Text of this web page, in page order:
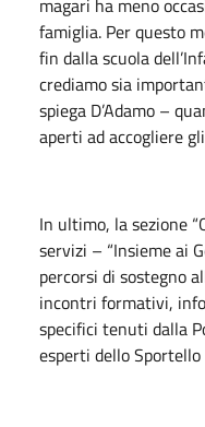
famiglia. Per questo
fin dalla scuola
crediamo sia
spiega D’Adamo –
aperti ad accogliere
In ultimo, la sezione
servizi – “Insieme ai
percorsi di sostegno
incontri formativi,
specifici tenuti dalla
esperti dello Sportello